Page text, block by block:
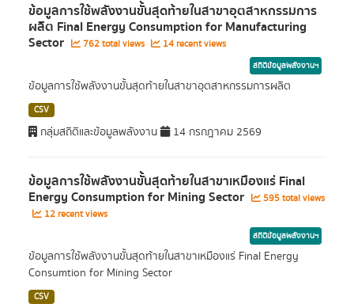
ข้อมูลการใช้พลังงานขั้นสุดท้ายในสาขาอุตสาหกรรมการ
ผลิต Final Energy Consumption for Manufacturing
Sector 762 total views 14 recent views
สถิติข้อมูลพลังงานฯ
ข้อมูลการใช้พลังงานขั้นสุดท้ายในสาขาอุตสาหกรรมการผลิต
CSV
กลุ่มสถิติและข้อมูลพลังงาน 14 กรกฎาคม 2569
ข้อมูลการใช้พลังงานขั้นสุดท้ายในสาขาเหมืองแร่ Final
Energy Consumption for Mining Sector
595 total views
12 recent views
สถิติข้อมูลพลังงานฯ
ข้อมูลการใช้พลังงานขั้นสุดท้ายในสาขาเหมืองแร่ Final Energy
Consumtion for Mining Sector
CSV